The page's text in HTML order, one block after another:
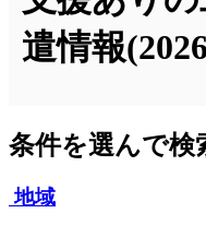
遣情報
条件を選んで検
地域